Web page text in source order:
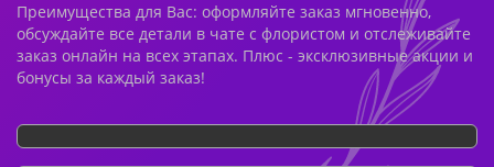
Преимущества для Вас: оформляйте заказ мгновенно,
обсуждайте все детали в чате с флористом и отслеживайте
заказ онлайн на всех этапах. Плюс - эксклюзивные акции и
бонусы за каждый заказ!